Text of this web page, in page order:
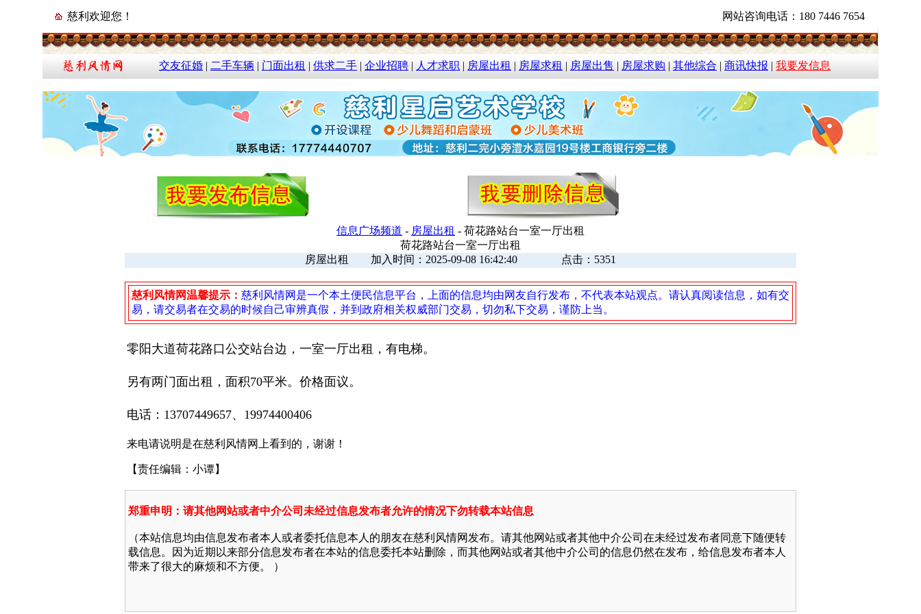
慈利欢迎您！ 网站咨询电话：180 7446 7654
交友征婚 | 二手车辆 | 门面出租 | 供求二手 | 企业招聘 | 人才求职 | 房屋出租 | 房屋求租 | 房屋出售 | 房屋求购 | 其他综合 | 商讯快报 | 我要发信息
信息广场频道 - 房屋出租 - 荷花路站台一室一厅出租
荷花路站台一室一厅出租
房屋出租 加入时间：2025-09-08 16:42:40 点击：5351
慈利风情网温馨提示： 慈利风情网是一个本土便民信息平台，上面的信息均由网友自行发布，不代表本站观点。请认真阅读信息，如有交
易，请交易者在交易的时候自己审辨真假，并到政府相关权威部门交易，切勿私下交易，谨防上当。
零阳大道荷花路口公交站台边 ，一室一厅出租，有电梯。
另有两门面出租，面积70平米。价格面议。
电话：13707449657、19974400406
来电请说明是在慈利风情网上看到的，谢谢！
【责任编辑：小谭】
郑重申明：请其他网站或者中介公司未经过信息发布者允许的情况下勿转载本站信息
（本站信息均由信息发布者本人或者委托信息本人的朋友在慈利风情网发布。请其他网站或者其他中介公司在未经过发布者同意下随便转
载信息。因为近期以来部分信息发布者在本站的信息委托本站删除，而其他网站或者其他中介公司的信息仍然在发布，给信息发布者本人
带来了很大的麻烦和不方便。 ）